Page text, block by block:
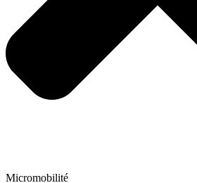
Micromobilité